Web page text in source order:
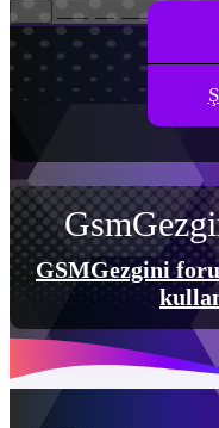
Ara Gelişmiş Arama…
GSMGezgini